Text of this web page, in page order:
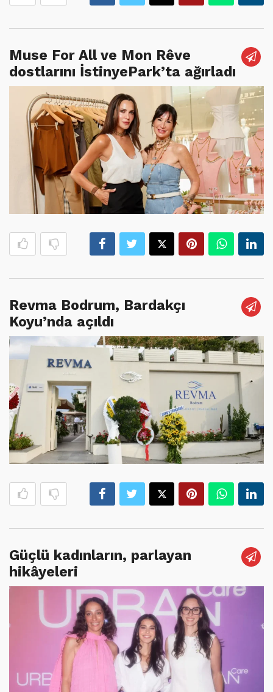
Muse For All ve Mon Rêve
dostlarını İstinyePark’ta ağırladı
Revma Bodrum, Bardakçı
Koyu’nda açıldı
Güçlü kadınların, parlayan
hikâyeleri